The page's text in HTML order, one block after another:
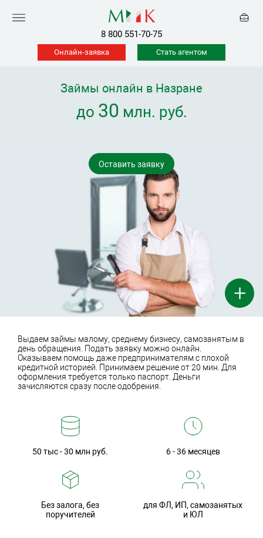
8 800 551-70-75
Онлайн-заявка Стать агентом
+
Оставить заявку
Займы онлайн в Назране
до 30 млн. руб.
Выдаем займы малому, среднему бизнесу, самозанятым в
день обращения. Подать заявку можно онлайн.
Оказываем помощь даже предпринимателям с плохой
кредитной историей. Принимаем решение от 20 мин. Для
оформления требуется только паспорт. Деньги
зачисляются сразу после одобрения.
50 тыс - 30 млн руб. 6 - 36 месяцев
Без залога, без
поручителей
для ФЛ, ИП, самозанятых
и ЮЛ